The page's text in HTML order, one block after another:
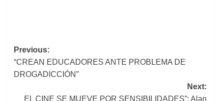
Post
navigation
Previous:
“CREAN EDUCADORES ANTE PROBLEMA DE
DROGADICCIÓN”
Next:
EL CINE SE MUEVE POR SENSIBILIDADES”: Alan